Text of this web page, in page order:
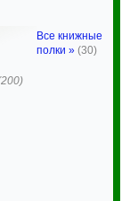
Все книжные
полки » (30)